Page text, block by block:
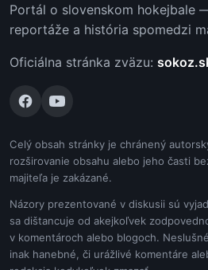
Portál o slovenskom hokejbale
reportáže a história spomedzi
Oficiálna stránka zväzu:
Celý obsah stránky je chránený
rozširovanie obsahu alebo jeho časti
majiteľa je zakázané.
Názory prezentované v diskusii sú
sa dištancuje od akejkoľvek
v komentároch alebo blogoch.
inak hanebné, či urážlivé komentáre